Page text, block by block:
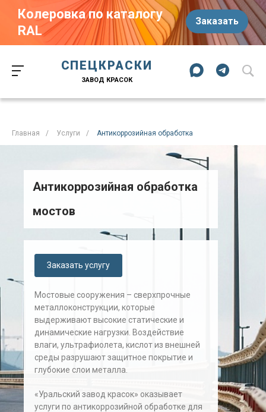
Колеровка по каталогу
RAL
Заказать
ул. Труда, д. 187 к.2
Челябинск
Челябинская область
СПЕЦКРАСКИ
ЗАВОД КРАСОК
Главная / Услуги / Антикоррозийная обработка
Антикоррозийная обработка
мостов
Заказать услугу
Мостовые сооружения – сверхпрочные
металлоконструкции, которые
выдерживают высокие статические и
динамические нагрузки. Воздействие
влаги, ультрафиолета, кислот из внешней
среды разрушают защитное покрытие и
глубокие слои металла.
«Уральский завод красок» оказывает
услуги по антикоррозийной обработке для